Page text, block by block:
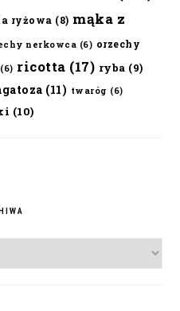
ryżowa (8) mąka z
nerkowca (6) orzechy
(6) ricotta (17) ryba (9)
(11) twaróg (6)
(10)